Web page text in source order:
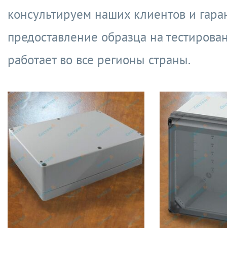
консультируем наших клиентов и
предоставление образца на
работает во все регионы страны.